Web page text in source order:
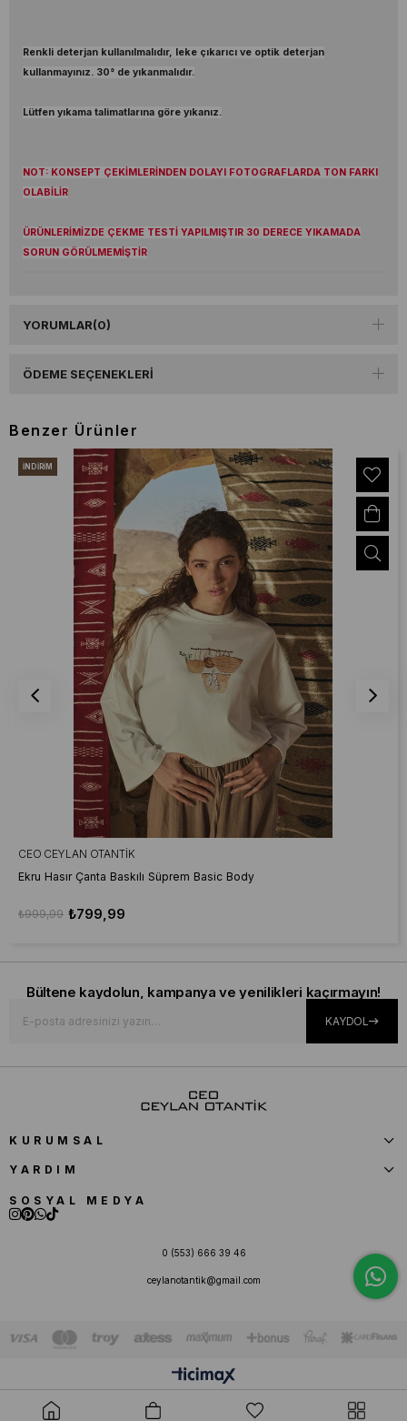
Renkli deterjan kullanılmalıdır, leke çıkarıcı ve optik deterjan
kullanmayınız. 30° de yıkanmalıdır.
Lütfen yıkama talimatlarına göre yıkanız.
NOT: KONSEPT ÇEKİMLERİNDEN DOLAYI FOTOGRAFLARDA TON FARKI
OLABİLİR
ÜRÜNLERİMİZDE ÇEKME TESTİ YAPILMIŞTIR 30 DERECE YIKAMADA
SORUN GÖRÜLMEMİŞTİR
YORUMLAR(0)
ÖDEME SEÇENEKLERI
Benzer Ürünler
CEO CEYLAN OTANTIK
Ekru Hasır Çanta Baskılı Süprem Basic Body
₺799,99
₺999,99
İNDIRIM
Bültene kaydolun, kampanya ve yenilikleri kaçırmayın!
KAYDOL
KURUMSAL
YARDIM
SOSYAL MEDYA
0 (553) 666 39 46
ceylanotantik@gmail.com